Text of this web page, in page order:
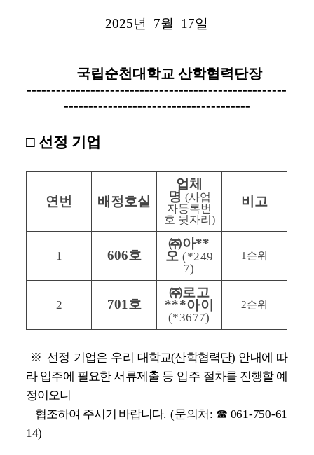
2025년 7월 17일
국립순천대학교 산학협력단장
-----------------------------------------------------
--------------------------------------
□ 선정 기업
연번 배정호실
업체
명 (사업
자등록번
호 뒷자리 )
비고
1 606호
㈜아**
오 (*249
7)
1순위
2 701호
㈜로고
***아이
(*3677)
2순위
※ 선정 기업은 우리 대학교(산학협력단) 안내에 따
라 입주에 필요한 서류제출 등 입주 절차를 진행할 예
정이오니
협조하여 주시기 바랍니다. (문의처 : ☎ 061-750-61
14)